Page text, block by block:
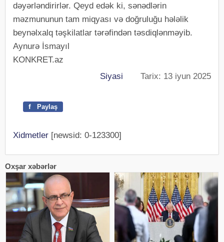
dəyərləndirirlər. Qeyd edək ki, sənədlərin
məzmununun tam miqyası və doğruluğu hələlik
beynəlxalq təşkilatlar tərəfindən təsdiqlənməyib.
Aynurə İsmayıl
KONKRET.az
Siyasi Tarix: 13 iyun 2025
f Paylaş
Xidmetler [newsid: 0-123300]
Oxşar xəbərlər